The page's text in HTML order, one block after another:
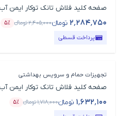
صفحه کلید فلاش تانک توکار ایمن
۲٬۲۸۴٬۷۵۰ تومانء۲٬۴۰۵٬۰۰۰تومانء
قیمت محصول
۵٪
پرداخت قسطی
تجهیزات حمام و سرویس بهداشتی
صفحه کلید فلاش تانک توکار ایمن
۱٬۶۳۲٬۱۰۰ تومانء۱٬۷۱۸٬۰۰۰تومانء
قیمت محصول
۵٪
درصد